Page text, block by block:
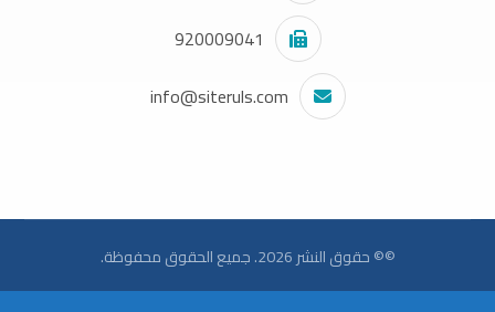
920009041
info@siteruls.com
©© حقوق النشر 2026. جميع الحقوق محفوظة.